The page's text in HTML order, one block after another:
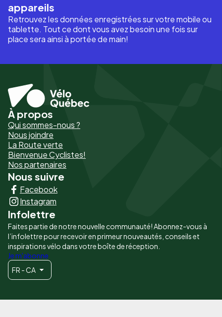
appareils
Retrouvez les données enregistrées sur votre mobile ou
tablette. Tout ce dont vous avez besoin une fois sur
place sera ainsi à portée de main!
Pied
de
page
-
Liens
principaux
À propos
Qui sommes-nous ?
Nous joindre
La Route verte
Bienvenue Cyclistes!
Nos partenaires
Nous suivre
Facebook
Instagram
Infolettre
Faites partie de notre nouvelle communauté! Abonnez-vous à
l’infolettre pour recevoir en primeur nouveautés, conseils et
inspirations vélo dans votre boîte de réception.
Je m'abonne
FR - CA